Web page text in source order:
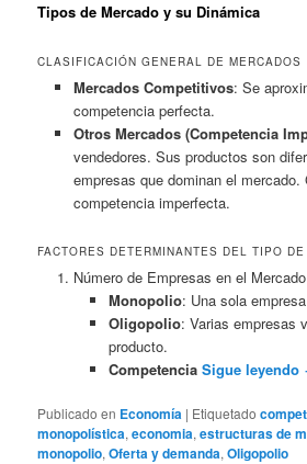
Tipos de Mercado y su Dinámica
CLASIFICACIÓN GENERAL DE MERCADOS
Mercados Competitivos: Se
competencia perfecta.
Otros Mercados (Competencia
vendedores. Sus productos son
empresas que dominan el mercado.
competencia imperfecta.
FACTORES DETERMINANTES DEL TIPO DE
Número de Empresas en el Mercado
Monopolio: Una sola
Oligopolio: Varias empresas
producto.
CompetenciaSigue leyendo
Publicado en Economía | Etiquetado
monopolística,economia,estructuras de
monopolio,Oferta y demanda,Oligopolio